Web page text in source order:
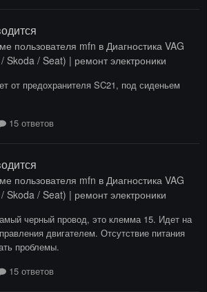
пользователя mfn в Диагностика VAG
Skoda / Seat) | ремонт электроники
от предохранителя SC21, под сиденьем
15 ответов
пользователя mfn в Диагностика VAG
Skoda / Seat) | ремонт электроники
черный провод, это клемма 15. Идет на
двигателем. Отсутствие питания
проблемы.
15 ответов